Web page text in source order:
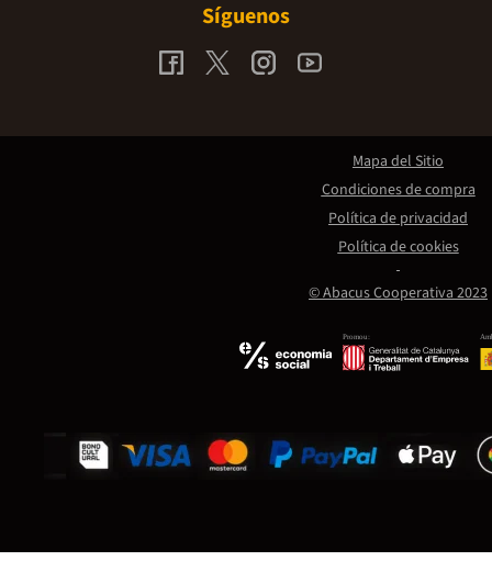
Síguenos
Promou:
© Abacus Cooperativa 2023
Mapa del Sitio
Condiciones de compra
Política de privacidad
Política de cookies